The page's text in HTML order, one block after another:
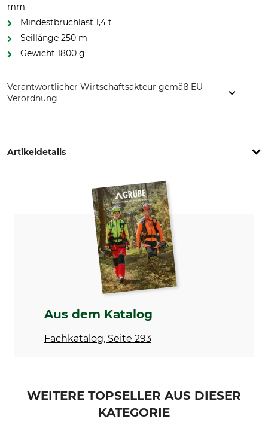
mm
Mindestbruchlast 1,4 t
Seillänge 250 m
Gewicht 1800 g
Verantwortlicher Wirtschaftsakteur gemäß EU-
Verordnung
21079 Hamburg, Germany, www.lippmann.de
Artikeldetails
Modellbezeichnung
für Beizugwinde
Seildurchmesser
3 mm
Gewicht
1800 g
Aus dem Katalog
Fachkatalog, Seite 293
WEITERE TOPSELLER AUS DIESER
KATEGORIE